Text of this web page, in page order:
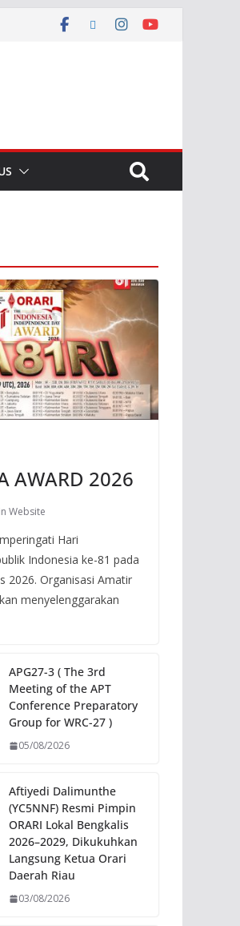
AWARD 2026
Website
Hari
Indonesia ke-81 pada
2026. Organisasi Amatir
menyelenggarakan
APG27-3 ( The 3rd
Meeting of the APT
Conference Preparatory
Group for WRC-27 )
05/08/2026
Aftiyedi Dalimunthe
(YC5NNF) Resmi Pimpin
ORARI Lokal Bengkalis
2026–2029, Dikukuhkan
Langsung Ketua Orari
Daerah Riau
03/08/2026